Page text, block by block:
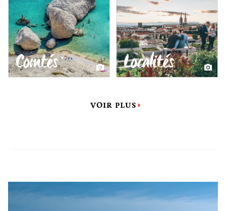
Comtés Localités
VOIR PLUS